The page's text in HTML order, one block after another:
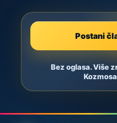
Postani
Bez oglasa. Više